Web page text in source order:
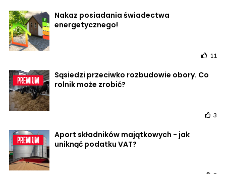
Nakaz posiadania świadectwa
energetycznego!
11
Sąsiedzi przeciwko rozbudowie obory. Co
rolnik może zrobić?
3
Aport składników majątkowych - jak
uniknąć podatku VAT?